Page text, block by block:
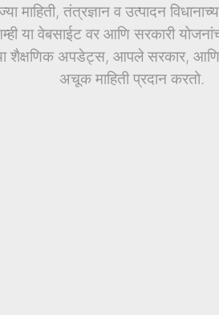
माहिती, तंत्रज्ञान व उत्पादन
या वेबसाईट वर आणि सरकारी
शैक्षणिक अपडेट्स, आपले सरकार, आणि
अचूक माहिती प्रदान करतो.